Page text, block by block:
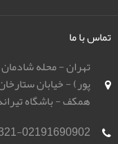
تماس با ما
تهران - محله
پور) - خیابان
همکف - باشگاه
02191690902